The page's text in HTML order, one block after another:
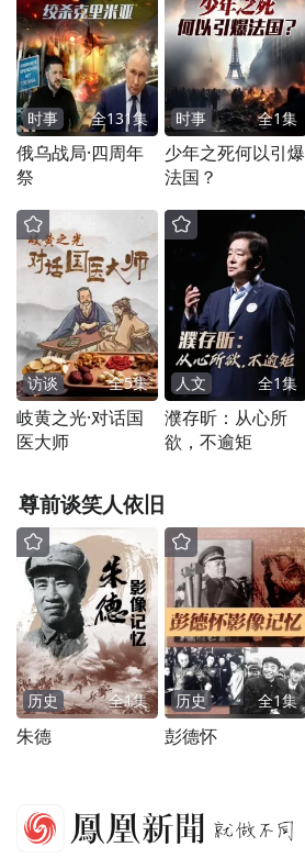
时事 全131集
俄乌战局·四周年
祭
时事 全1集
少年之死何以引爆
法国？
访谈 全5集
岐黄之光·对话国
医大师
人文 全1集
濮存昕：从心所
欲，不逾矩
尊前谈笑人依旧
历史 全1集
朱德
历史 全1集
彭德怀